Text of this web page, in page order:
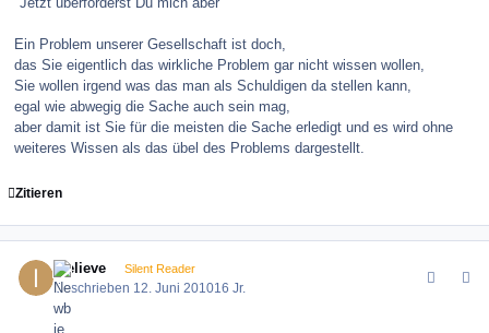
Ein Problem unserer Gesellschaft ist doch,
das Sie eigentlich das wirkliche Problem gar nicht wissen wollen,
Sie wollen irgend was das man als Schuldigen da stellen kann,
egal wie abwegig die Sache auch sein mag,
aber damit ist Sie für die meisten die Sache erledigt und es wird ohne
weiteres Wissen als das übel des Problems dargestellt.
Zitieren
ibelieve Silent Reader
Geschrieben 12. Juni 201016 Jr.